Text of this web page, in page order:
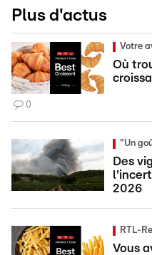
Plus d'actus
Votre
Où
0
"Un
Des
2026
RTL-
Vous